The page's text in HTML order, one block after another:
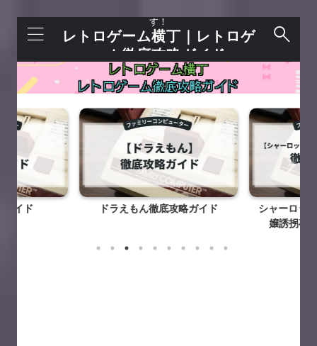
す！
レトロゲーム横丁｜レトロゲ
ーム徹底攻略ガイド
ガイド ドラえもん徹底攻略ガイド
シャーロッ
嬢誘拐事